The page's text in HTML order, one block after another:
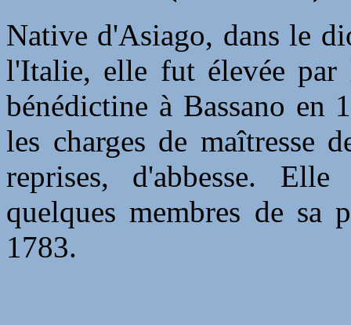
Native d'Asiago, dans le
l'Italie, elle fut élevée par
bénédictine à Bassano en
les charges de maîtresse
reprises, d'abbesse.
quelques membres de sa
1783.